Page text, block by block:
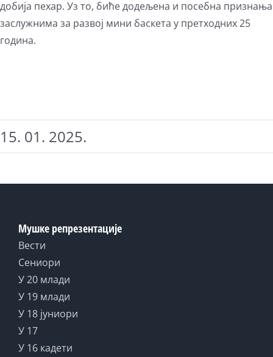
добија пехар. Уз то, биће додељена и посебна признања
заслужнима за развој мини баскета у претходних 25
година.
15. 01. 2025.
Мушке репрезентације
Вести
Сениори
У 20 млади
У 19 млади
У 18 јуниори
У 17
У 16 кадети